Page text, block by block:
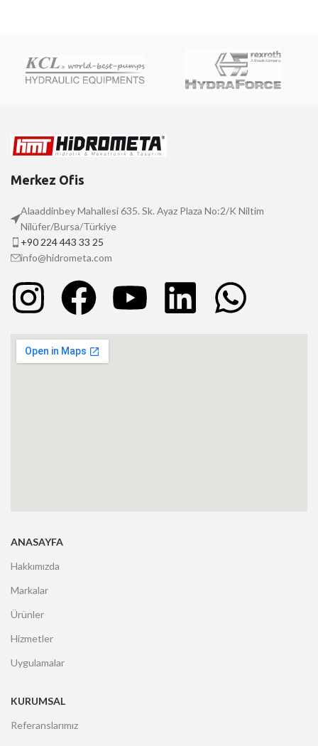
Merkez Ofis
Alaaddinbey Mahallesi 635. Sk. Ayaz Plaza No:2/K Niltim
Nilüfer/Bursa/Türkiye
+90 224 443 33 25
info@hidrometa.com
ANASAYFA
Hakkımızda
Markalar
Ürünler
Hizmetler
Uygulamalar
KURUMSAL
Referanslarımız